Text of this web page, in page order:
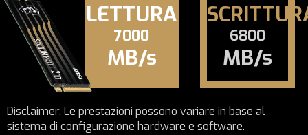
LETTURA
7000
MB/s
6800
MB/s
Disclaimer: Le prestazioni possono variare in base al
sistema di configurazione hardware e software.